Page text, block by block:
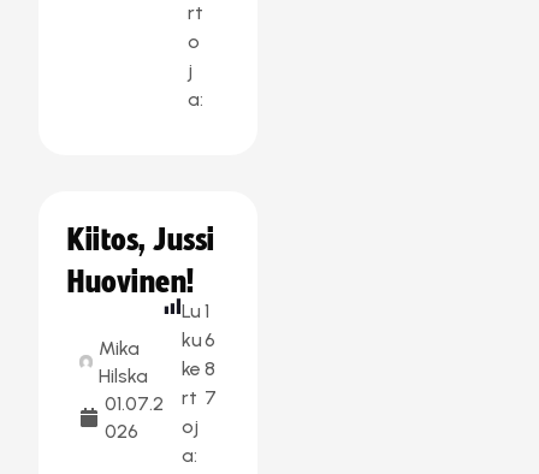
rt
o
j
a:
Kiitos, Jussi
Huovinen!
Mika
Hilska
01.07.2
026
Lu
ku
ke
rt
oj
a:
1
6
8
7